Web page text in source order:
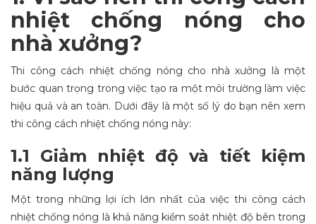
nhiệt chống nóng cho
nhà xưởng?
Thi công cách nhiệt chống nóng cho nhà xưởng là một
bước quan trọng trong việc tạo ra một môi trường làm việc
hiệu quả và an toàn. Dưới đây là một số lý do bạn nên xem
thi công cách nhiệt chống nóng này:
1.1 Giảm nhiệt độ và tiết kiệm
năng lượng
Một trong những lợi ích lớn nhất của việc thi công cách
nhiệt chống nóng là khả năng kiểm soát nhiệt độ bên trong